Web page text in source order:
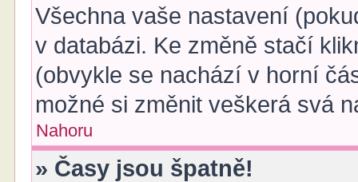
Všechna vaše nastavení
v databázi. Ke změně stačí
(obvykle se nachází v horní
možné si změnit veškerá svá
Nahoru
» Časy jsou špatně!